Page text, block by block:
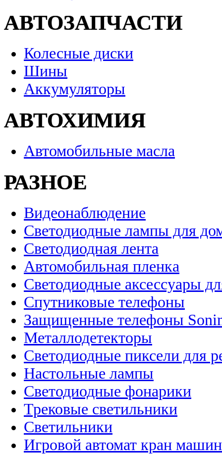
АВТОЗАПЧАСТИ
Колесные диски
Шины
Аккумуляторы
АВТОХИМИЯ
Автомобильные масла
РАЗНОЕ
Видеонаблюдение
Светодиодные лампы для
Светодиодная лента
Автомобильная пленка
Светодиодные аксессуары
Спутниковые телефоны
Защищенные телефоны
Металлодетекторы
Светодиодные пиксели для
Настольные лампы
Светодиодные фонарики
Трековые светильники
Светильники
Игровой автомат кран